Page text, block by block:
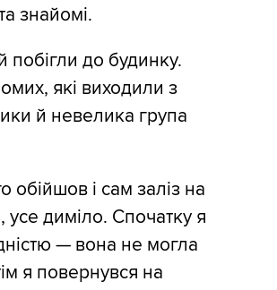
знайомі.
побігли до будинку.
які виходили з
й невелика група
обійшов і сам заліз на
усе диміло. Спочатку я
— вона не могла
я повернувся на